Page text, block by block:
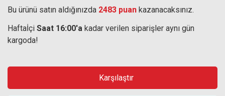
Bu ürünü satın aldığınızda 2483 puan kazanacaksınız.
Haftaİçi Saat 16:00'a kadar verilen siparişler aynı gün
kargoda!
Karşılaştır